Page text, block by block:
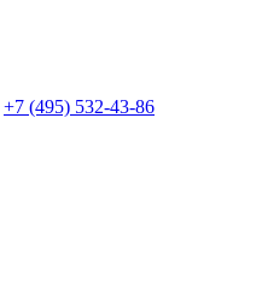
+7 (495) 532-43-86